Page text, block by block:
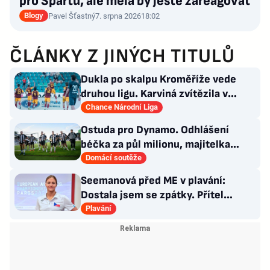
Blogy Pavel Šťastný7. srpna 202618:02
ČLÁNKY Z JINÝCH TITULŮ
Dukla po skalpu Kroměříže vede
druhou ligu. Karviná zvítězila v
Prostějově, remíza Ústí
Chance Národní Liga
Ostuda pro Dynamo. Odhlášení
béčka za půl milionu, majitelka
odmítla nabídku kraje
Domácí soutěže
Seemanová před ME v plavání:
Dostala jsem se zpátky. Přítel
Choupenitch? Motivuje mě
Plavání